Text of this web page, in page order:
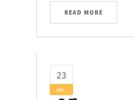
READ MORE
23
okt